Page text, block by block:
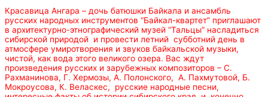
Красавица Ангара – дочь батюшки Байкала и ансамбль
русских народных инструментов “Байкал-квартет” приглашают
в архитектурно-этнографический музей “Тальцы” насладиться
сибирской природой и провести летний субботний день в
атмосфере умиротворения и звуков байкальской музыки,
чистой, как вода этого великого озера. Вас ждут
произведения русских и зарубежных композиторов – С.
Рахманинова, Г. Хермозы, А. Полонского, А. Пахмутовой, Б.
Мокроусова, К. Веласкес, русские народные песни,